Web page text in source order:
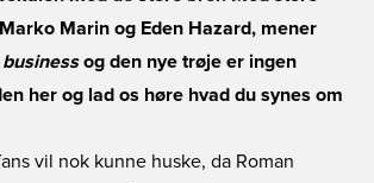
Marin og Eden Hazard, mener
og den nye trøje er ingen
her og lad os høre hvad du synes om
vil nok kunne huske, da Roman